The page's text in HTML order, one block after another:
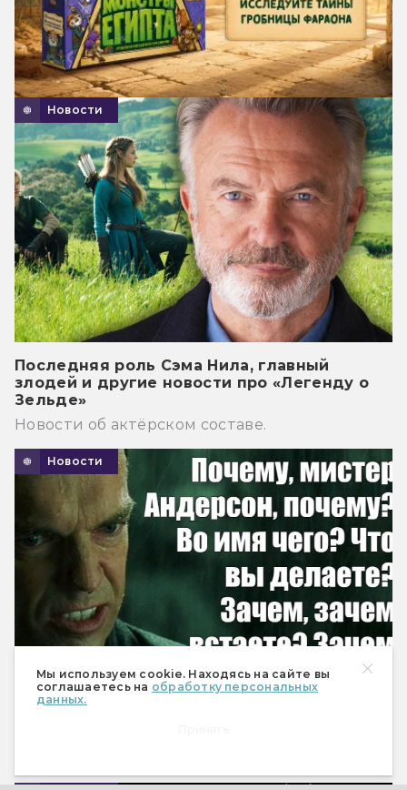
Мы используем cookie. Находясь на сайте вы
соглашаетесь на обработку персональных
данных.
Новости
Последняя роль Сэма Нила, главный
злодей и другие новости про «Легенду о
Зельде»
Новости об актёрском составе.
Новости